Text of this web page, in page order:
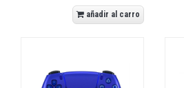
añadir al carro